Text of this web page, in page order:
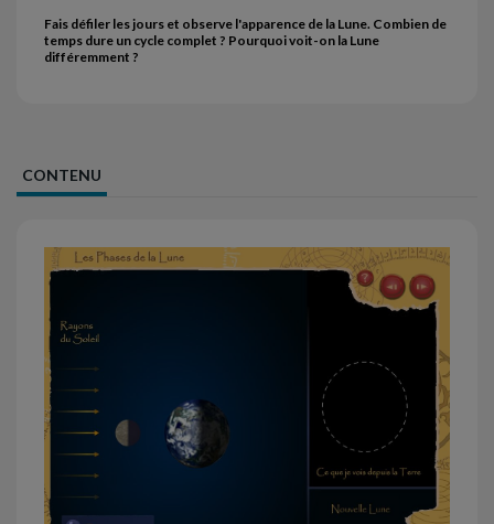
Fais défiler les jours et observe l'apparence de la Lune. Combien de
temps dure un cycle complet ? Pourquoi voit-on la Lune
différemment ?
CONTENU